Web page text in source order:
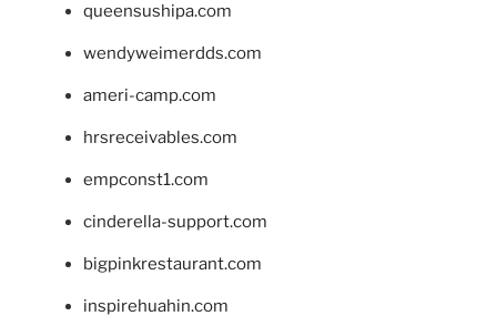
queensushipa.com
wendyweimerdds.com
ameri-camp.com
hrsreceivables.com
empconst1.com
cinderella-support.com
bigpinkrestaurant.com
inspirehuahin.com